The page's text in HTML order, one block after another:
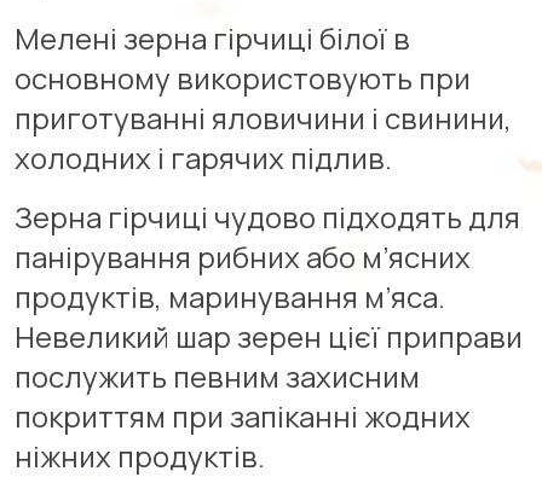
Мелені зерна гірчиці білої в
основному використовують при
приготуванні яловичини і свинини,
холодних і гарячих підлив.
Зерна гірчиці чудово підходять для
панірування рибних або м’ясних
продуктів, маринування м’яса.
Невеликий шар зерен цієї приправи
послужить певним захисним
покриттям при запіканні жодних
ніжних продуктів.